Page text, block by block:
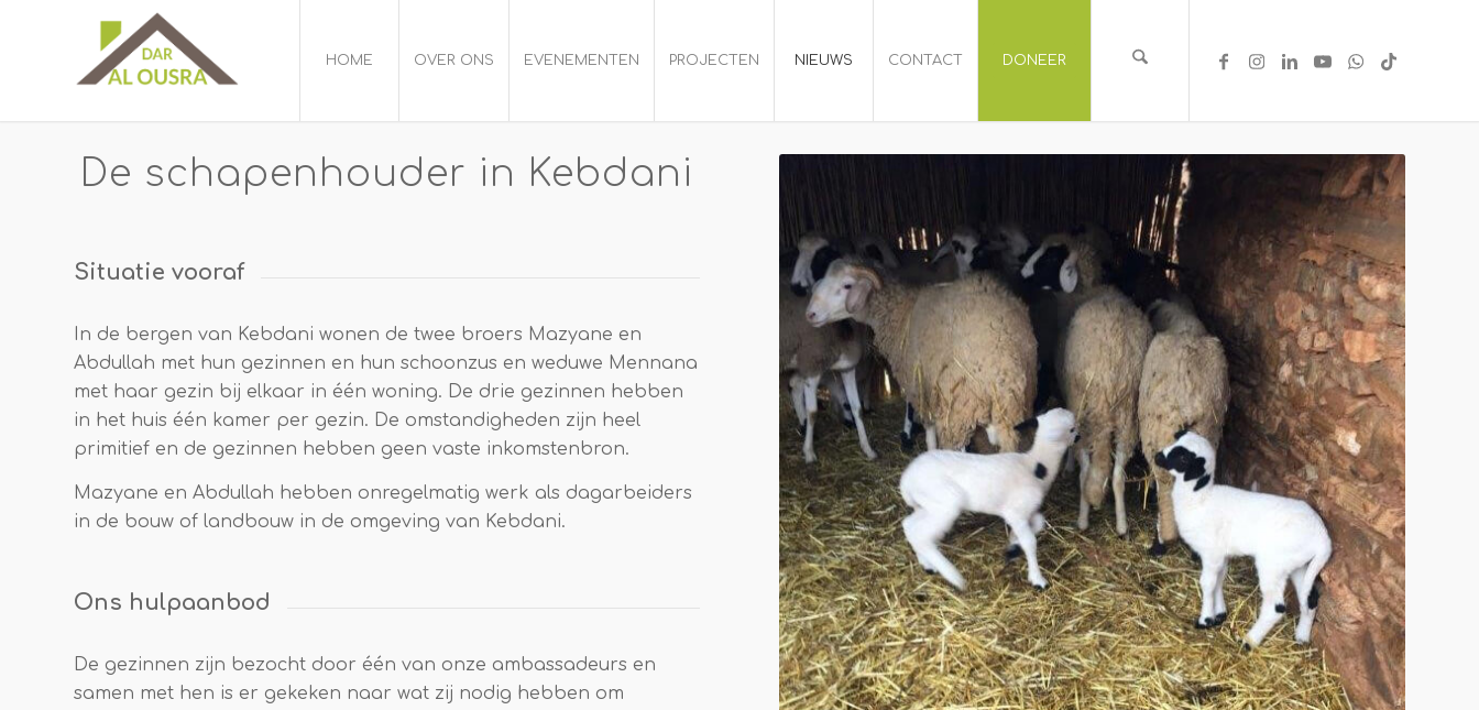
HOME OVER ONS EVENEMENTEN PROJECTEN NIEUWS CONTACT DONEER
De schapenhouder in Kebdani
Situatie vooraf
In de bergen van Kebdani wonen de twee broers Mazyane en
Abdullah met hun gezinnen en hun schoonzus en weduwe Mennana
met haar gezin bij elkaar in één woning. De drie gezinnen hebben
in het huis één kamer per gezin. De omstandigheden zijn heel
primitief en de gezinnen hebben geen vaste inkomstenbron.
Mazyane en Abdullah hebben onregelmatig werk als dagarbeiders
in de bouw of landbouw in de omgeving van Kebdani.
Ons hulpaanbod
De gezinnen zijn bezocht door één van onze ambassadeurs en
samen met hen is er gekeken naar wat zij nodig hebben om